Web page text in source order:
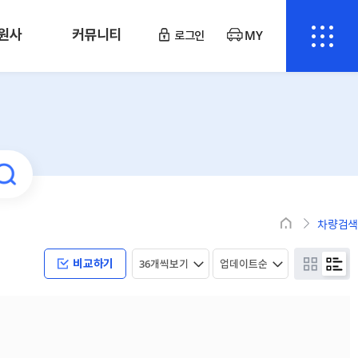
사 커뮤니티 로그인 MY
차량검색
비교하기